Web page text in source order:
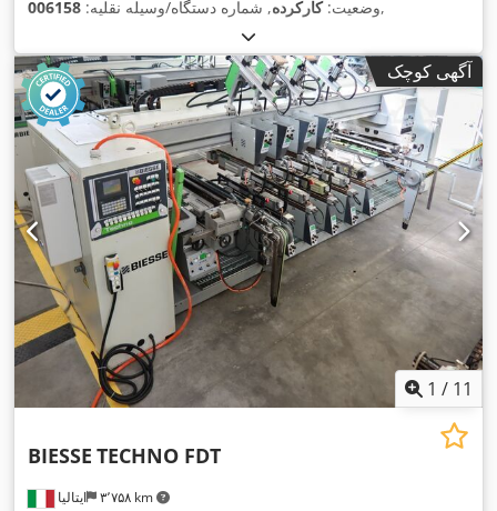
وضعیت:کارکرده, شماره دستگاه/وسیله نقلیه: 006158 ,
آگهی کوچک
1 / 11
ایتالیا ۳٬۷۵۸ km
BIESSE TECHNO FDT